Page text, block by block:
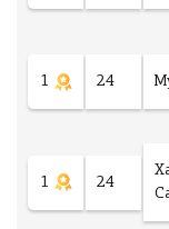
1 24
1 24